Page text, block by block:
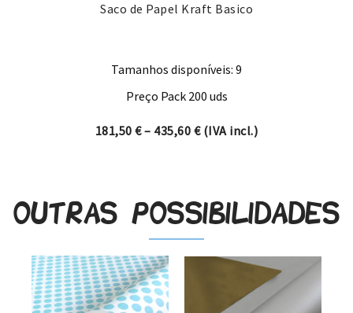
Saco de Papel Kraft Basico
Tamanhos disponíveis: 9
Preço Pack 200 uds
181,50€– 435,60 €Price range: 181,50 €
(IVA incl.)
Outras possibilidades